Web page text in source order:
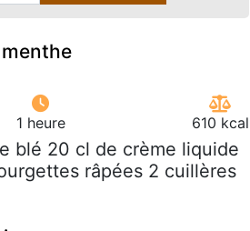
1 heure 610 kcal
blé 20 cl de crème liquide
râpées 2 cuillères